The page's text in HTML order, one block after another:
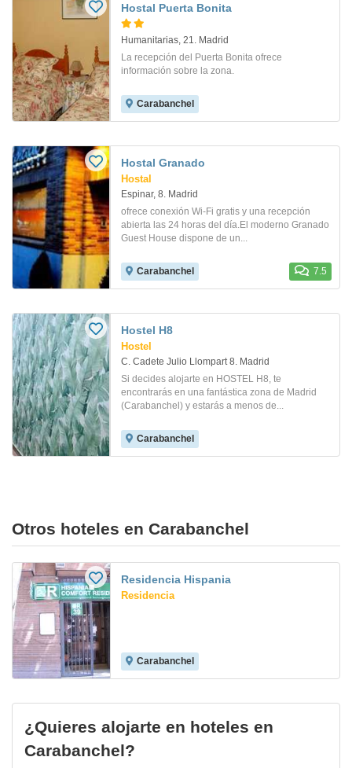
Hostal Puerta Bonita
Humanitarias, 21. Madrid
La recepción del Puerta Bonita ofrece
información sobre la zona.
Carabanchel
Hostal Granado
Hostal
Espinar, 8. Madrid
ofrece conexión Wi-Fi gratis y una recepción
abierta las 24 horas del día.El moderno Granado
Guest House dispone de un...
Carabanchel 7.5
Hostel H8
Hostel
C. Cadete Julio Llompart 8. Madrid
Si decides alojarte en HOSTEL H8, te
encontrarás en una fantástica zona de Madrid
(Carabanchel) y estarás a menos de...
Carabanchel
Otros hoteles en Carabanchel
Residencia Hispania
Residencia
Carabanchel
¿Quieres alojarte en hoteles en
Carabanchel?